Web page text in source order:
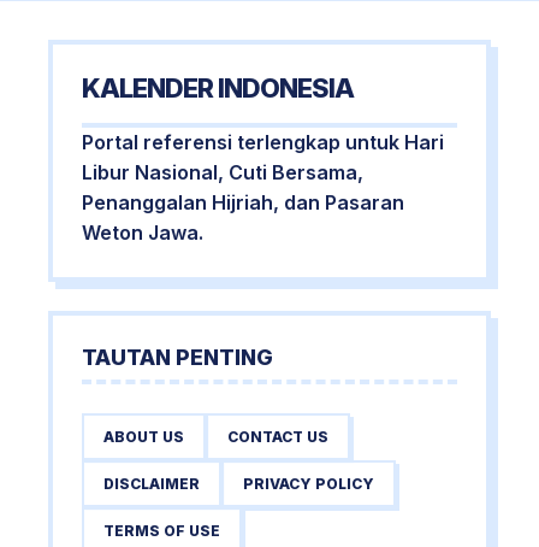
KALENDER INDONESIA
Portal referensi terlengkap untuk Hari
Libur Nasional, Cuti Bersama,
Penanggalan Hijriah, dan Pasaran
Weton Jawa.
TAUTAN PENTING
ABOUT US CONTACT US
DISCLAIMER PRIVACY POLICY
TERMS OF USE